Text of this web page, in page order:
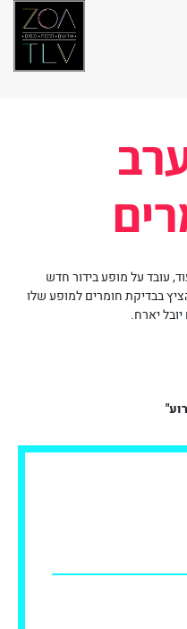
עובד על מופע בידור חדש
בבדיקת חומרים למופע שלו
יארח.